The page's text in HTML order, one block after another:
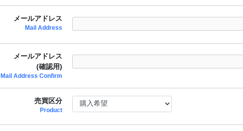
メールアドレス
Mail Address
メールアドレス
(確認用)
Mail Address Confirm
売買区分
Product